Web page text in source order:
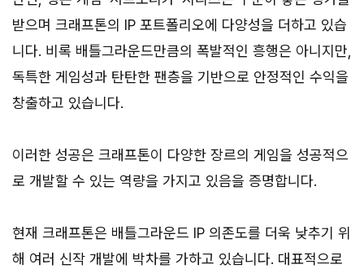
받으며 크래프톤의 IP 포트폴리오에 다양성을 더하고 있습
니다. 비록 배틀그라운드만큼의 폭발적인 흥행은 아니지만,
독특한 게임성과 탄탄한 팬층을 기반으로 안정적인 수익을
창출하고 있습니다.
이러한 성공은 크래프톤이 다양한 장르의 게임을 성공적으
로 개발할 수 있는 역량을 가지고 있음을 증명합니다.
현재 크래프톤은 배틀그라운드 IP 의존도를 더욱 낮추기 위
해 여러 신작 개발에 박차를 가하고 있습니다. 대표적으로